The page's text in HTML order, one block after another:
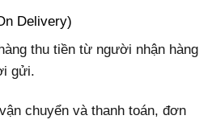
Delivery)
thu tiền từ người nhận hàng
gửi.
chuyển và thanh toán, đơn